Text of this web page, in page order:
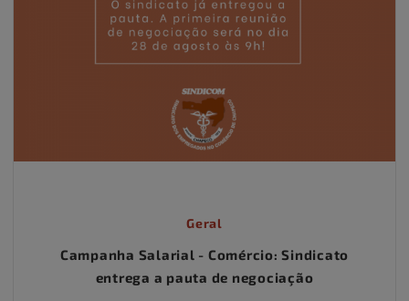
Geral
Campanha Salarial - Comércio: Sindicato
entrega a pauta de negociação